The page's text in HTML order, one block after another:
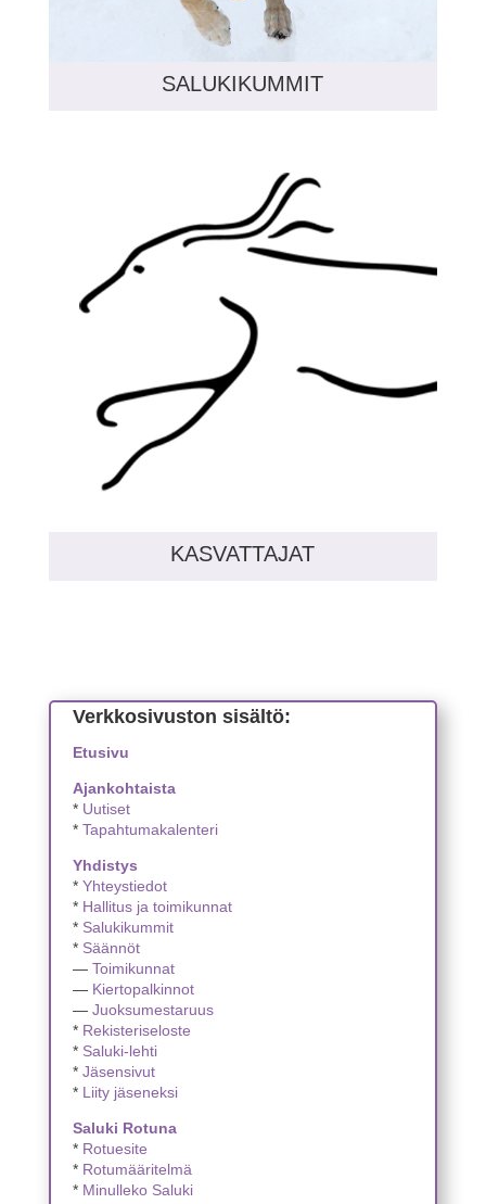
SALUKIKUMMIT
KASVATTAJAT
Verkkosivuston sisältö:
Etusivu
Ajankohtaista
* Uutiset
* Tapahtumakalenteri
Yhdistys
* Yhteystiedot
* Hallitus ja toimikunnat
* Salukikummit
* Säännöt
— Toimikunnat
— Kiertopalkinnot
— Juoksumestaruus
* Rekisteriseloste
* Saluki-lehti
* Jäsensivut
* Liity jäseneksi
Saluki Rotuna
* Rotuesite
* Rotumääritelmä
* Minulleko Saluki